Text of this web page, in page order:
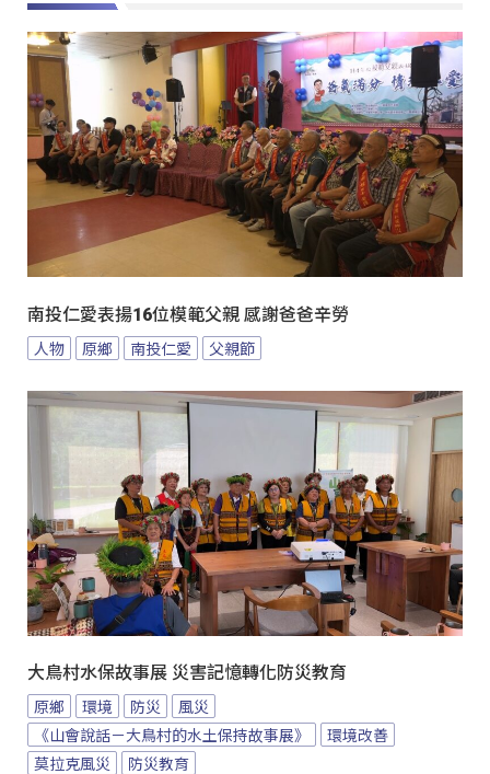
南投仁愛表揚16位模範父親 感謝爸爸辛勞
人物 原鄉 南投仁愛 父親節
大鳥村水保故事展 災害記憶轉化防災教育
原鄉 環境 防災
風災
《山會說話－大鳥村的水土保持故事展》
環境改善
莫拉克風災
防災教育